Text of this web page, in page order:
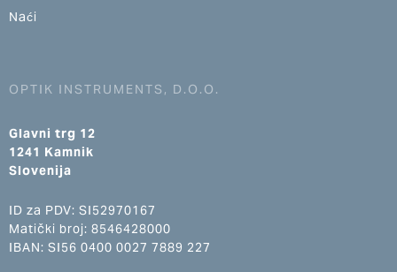
Naći
OPTIK INSTRUMENTS, D.O.O.
Glavni trg 12
1241 Kamnik
Slovenija
ID za PDV: SI52970167
Matički broj: 8546428000
IBAN: SI56 0400 0027 7889 227